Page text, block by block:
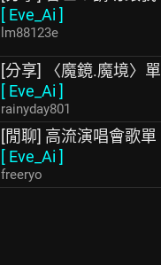
[ Eve_Ai ]
lm88123e
[分享] 〈魔鏡.魔境〉
[ Eve_Ai ]
rainyday801
[閒聊] 高流演唱會歌單
[ Eve_Ai ]
freeryo